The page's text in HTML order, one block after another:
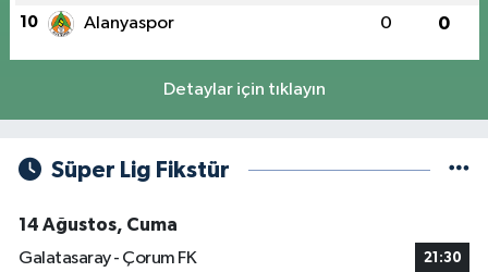
10 Alanyaspor 0 0
Detaylar için tıklayın
Süper Lig Fikstür
14 Ağustos, Cuma
Galatasaray - Çorum FK
21:30